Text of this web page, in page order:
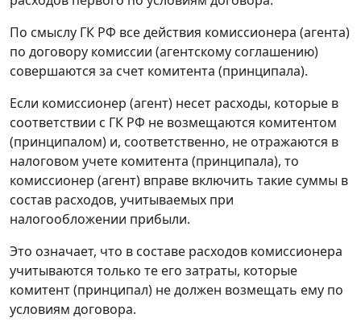
По смыслу ГК РФ все действия комиссионера (агента)
по договору комиссии (агентскому соглашению)
совершаются за счет комитента (принципала).
Если комиссионер (агент) несет расходы, которые в
соответствии с ГК РФ не возмещаются комитентом
(принципалом) и, соответственно, не отражаются в
налоговом учете комитента (принципала), то
комиссионер (агент) вправе включить такие суммы в
состав расходов, учитываемых при
налогообложении прибыли.
Это означает, что в составе расходов комиссионера
учитываются только те его затраты, которые
комитент (принципал) не должен возмещать ему по
условиям договора.